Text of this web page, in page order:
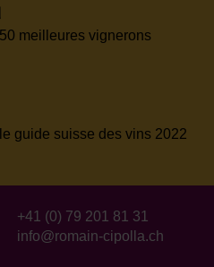
meilleures vignerons
guide suisse des vins 2022
+41 (0) 79 201 81 31
info@romain-cipolla.ch